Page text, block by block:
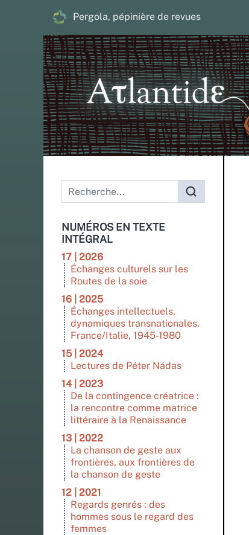
Pergola, pépinière de revues
Menu principal
NUMÉROS EN TEXTE
INTÉGRAL
17 | 2026
Échanges culturels sur les
Routes de la soie
16 | 2025
Échanges intellectuels,
dynamiques transnationales.
France/Italie, 1945-1980
15 | 2024
Lectures de Péter Nádas
14 | 2023
De la contingence créatrice :
la rencontre comme matrice
littéraire à la Renaissance
13 | 2022
La chanson de geste aux
frontières, aux frontières de
la chanson de geste
12 | 2021
Regards genrés : des
hommes sous le regard des
femmes